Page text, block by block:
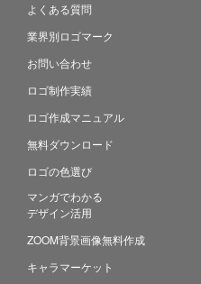
よくある質問
業界別ロゴマーク
お問い合わせ
ロゴ制作実績
ロゴ作成マニュアル
無料ダウンロード
ロゴの色選び
マンガでわかる
デザイン活用
ZOOM背景画像無料作成
キャラマーケット